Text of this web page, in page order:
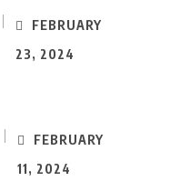
FEBRUARY
23, 2024
FEBRUARY
11, 2024